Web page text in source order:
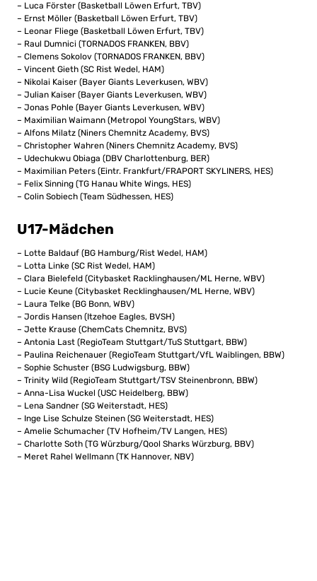
– Luca Förster (Basketball Löwen Erfurt, TBV)
– Ernst Möller (Basketball Löwen Erfurt, TBV)
– Leonar Fliege (Basketball Löwen Erfurt, TBV)
– Raul Dumnici (TORNADOS FRANKEN, BBV)
– Clemens Sokolov (TORNADOS FRANKEN, BBV)
– Vincent Gieth (SC Rist Wedel, HAM)
– Nikolai Kaiser (Bayer Giants Leverkusen, WBV)
– Julian Kaiser (Bayer Giants Leverkusen, WBV)
– Jonas Pohle (Bayer Giants Leverkusen, WBV)
– Maximilian Waimann (Metropol YoungStars, WBV)
– Alfons Milatz (Niners Chemnitz Academy, BVS)
– Christopher Wahren (Niners Chemnitz Academy, BVS)
– Udechukwu Obiaga (DBV Charlottenburg, BER)
– Maximilian Peters (Eintr. Frankfurt/FRAPORT SKYLINERS, HES)
– Felix Sinning (TG Hanau White Wings, HES)
– Colin Sobiech (Team Südhessen, HES)
U17-Mädchen
– Lotte Baldauf (BG Hamburg/Rist Wedel, HAM)
– Lotta Linke (SC Rist Wedel, HAM)
– Clara Bielefeld (Citybasket Racklinghausen/ML Herne, WBV)
– Lucie Keune (Citybasket Recklinghausen/ML Herne, WBV)
– Laura Telke (BG Bonn, WBV)
– Jordis Hansen (Itzehoe Eagles, BVSH)
– Jette Krause (ChemCats Chemnitz, BVS)
– Antonia Last (RegioTeam Stuttgart/TuS Stuttgart, BBW)
– Paulina Reichenauer (RegioTeam Stuttgart/VfL Waiblingen, BBW)
– Sophie Schuster (BSG Ludwigsburg, BBW)
– Trinity Wild (RegioTeam Stuttgart/TSV Steinenbronn, BBW)
– Anna-Lisa Wuckel (USC Heidelberg, BBW)
– Lena Sandner (SG Weiterstadt, HES)
– Inge Lise Schulze Steinen (SG Weiterstadt, HES)
– Amelie Schumacher (TV Hofheim/TV Langen, HES)
– Charlotte Soth (TG Würzburg/Qool Sharks Würzburg, BBV)
– Meret Rahel Wellmann (TK Hannover, NBV)